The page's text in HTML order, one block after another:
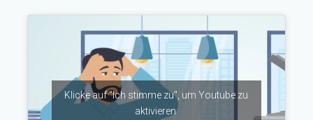
Klicke auf "Ich stimme zu", um Youtube zu
aktivieren